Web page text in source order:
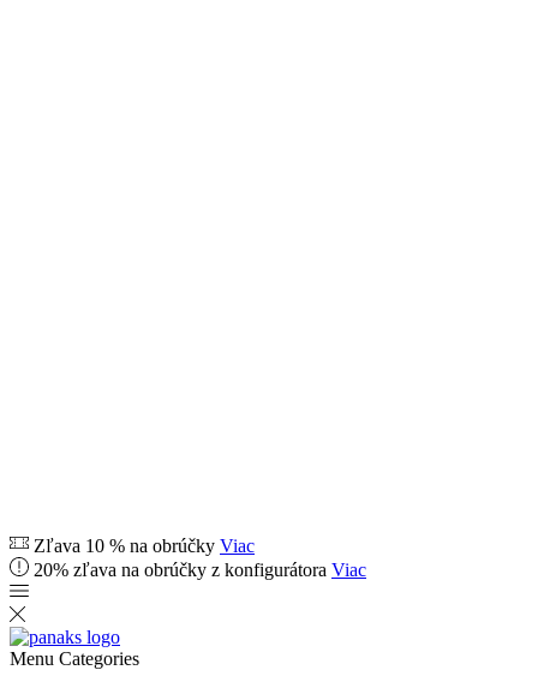
Zľava 10 % na obrúčky Viac
20% zľava na obrúčky z konfigurátora Viac
Menu Categories